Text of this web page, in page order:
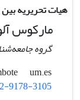
هیات تحریریه بین
مارکوس
گروه
um.es
9178-3105